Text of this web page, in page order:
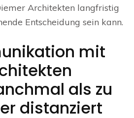
Architekten langfristig
Entscheidung sein kann.
mit
als zu
distanziert